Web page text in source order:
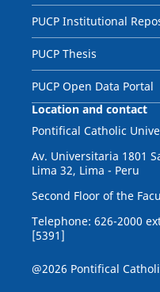
PUCP Institutional
PUCP Thesis
PUCP Open Data Portal
Location and contact
Pontifical Catholic
Av. Universitaria 1801
Lima 32, Lima - Peru
Second Floor of the
Telephone: 626-2000
[5391]
@2026 Pontifical